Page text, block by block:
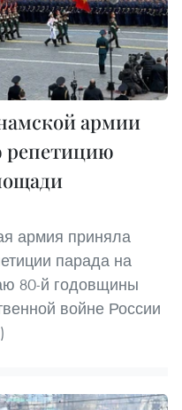
армии
репетицию
армия приняла
парада на
80-й годовщины
войне России